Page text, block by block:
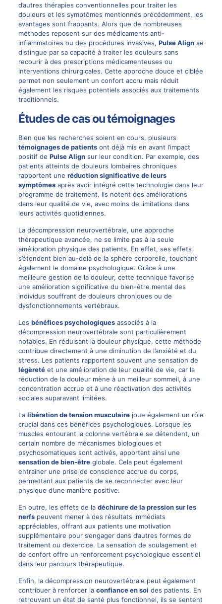
d’autres thérapies conventionnelles pour traiter les
douleurs et les symptômes mentionnés précédemment, les
avantages sont frappants. Alors que de nombreuses
méthodes reposent sur des médicaments anti-
inflammatoires ou des procédures invasives, Pulse Alignse
distingue par sa capacité à traiter les douleurs sans
recourir à des prescriptions médicamenteuses ou
interventions chirurgicales. Cette approche douce et ciblée
permet non seulement un confort accru mais réduit
également les risques potentiels associés aux traitements
traditionnels.
Études de cas ou témoignages
Bien que les recherches soient en cours, plusieurs
témoignages de patientsont déjà mis en avant l’impact
positif de Pulse Alignsur leur condition. Par exemple, des
patients atteints de douleurs lombaires chroniques
rapportent une réduction significative de leurs
symptômesaprès avoir intégré cette technologie dans leur
programme de traitement. Ils notent des améliorations
dans leur qualité de vie, avec moins de limitations dans
leurs activités quotidiennes.
La décompression neurovertébrale, une approche
thérapeutique avancée, ne se limite pas à la seule
amélioration physique des patients. En effet, ses effets
s’étendent bien au-delà de la sphère corporelle, touchant
également le domaine psychologique. Grâce à une
meilleure gestion de la douleur, cette technique favorise
une amélioration significative du bien-être mental des
individus souffrant de douleurs chroniques ou de
dysfonctionnements vertébraux.
Les bénéfices psychologiquesassociés à la
décompression neurovertébrale sont particulièrement
notables. En réduisant la douleur physique, cette méthode
contribue directement à une diminution de l’anxiété et du
stress. Les patients rapportent souvent une sensation de
légèretéet une amélioration de leur qualité de vie, car la
réduction de la douleur mène à un meilleur sommeil, à une
concentration accrue et à une réactivation des activités
sociales auparavant limitées.
La libération de tension musculairejoue également un rôle
crucial dans ces bénéfices psychologiques. Lorsque les
muscles entourant la colonne vertébrale se détendent, un
certain nombre de mécanismes biologiques et
psychosomatiques sont activés, apportant ainsi une
sensation de bien-êtreglobale. Cela peut également
entraîner une prise de conscience accrue du corps,
permettant aux patients de se reconnecter avec leur
physique d’une manière positive.
En outre, les effets de la déchirure de la pression sur les
nerfspeuvent mener à des résultats immédiats
appréciables, offrant aux patients une motivation
supplémentaire pour s’engager dans d’autres formes de
traitement ou d’exercice. La sensation de soulagement et
de confort offre un renforcement psychologique essentiel
dans leur parcours thérapeutique.
Enfin, la décompression neurovertébrale peut également
contribuer à renforcer la confiance en soi des patients. En
retrouvant un état de santé plus fonctionnel, ils se sentent